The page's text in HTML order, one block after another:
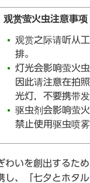
观赏萤火虫注意事项
观赏之际请听从
排。
灯光会影响萤火虫
因此请注意在拍
光灯，不要携带发
驱虫剂会影响萤
禁止使用驱虫喷雾
わいを創出するた
し、「七夕とホタ